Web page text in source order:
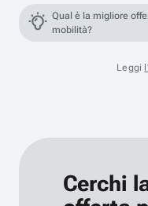
Qual è la migliore
mobilità?
Leggi
Cerchi